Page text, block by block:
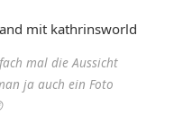
mal die Aussicht
ja auch ein Foto